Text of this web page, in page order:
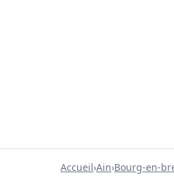
Accueil›Ain›Bourg-en-